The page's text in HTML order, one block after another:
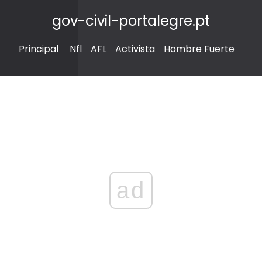
gov-civil-portalegre.pt
Principal Nfl AFL Activista Hombre Fuerte
ad